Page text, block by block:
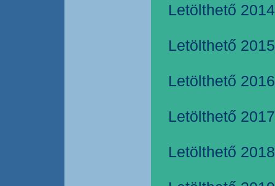
Letölthető
Letölthető
Letölthető
Letölthető
Letölthető